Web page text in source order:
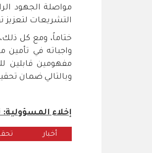
مواصلة الجهود
التشريعات لتعزيز
ختاماً، ومع كل
واجباته في
مفهومين قابلين
وبالتالي ضمان
إخلاء
أخبار